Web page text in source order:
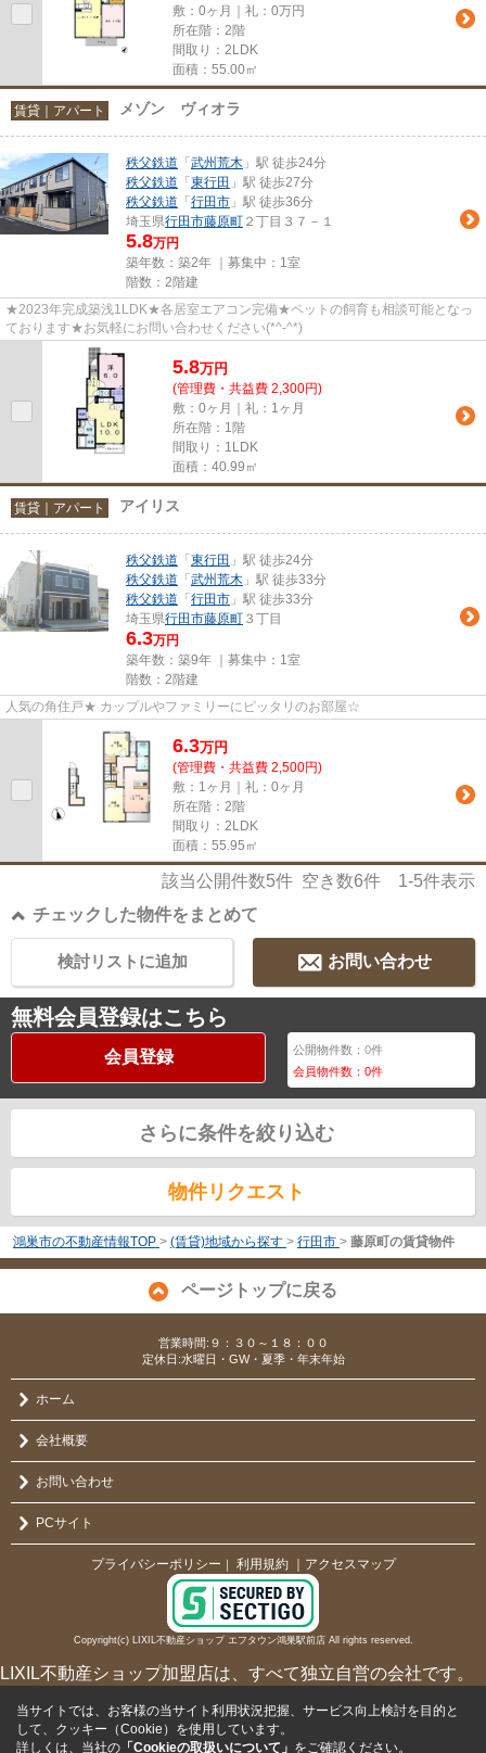
敷：0ヶ月｜礼：0万円
所在階：2階
間取り：2LDK
面積：55.00㎡
賃貸｜アパート メゾン ヴィオラ
秩父鉄道 「 武州荒木 」駅 徒歩24分
秩父鉄道 「 東行田 」駅 徒歩27分
秩父鉄道 「 行田市 」駅 徒歩36分
埼玉県行田市藤原町 ２丁目３７－１
5.8万円
築年数：築2年 ｜募集中： 1室
階数：2階建
★2023年完成築浅1LDK★各居室エアコン完備★ペットの飼育も相談可能となっ
ております★お気軽にお問い合わせください(*^-^*)
5.8万円
(管理費・共益費 2,300円)
敷：0ヶ月｜礼：1ヶ月
所在階：1階
間取り：1LDK
面積：40.99㎡
賃貸｜アパート アイリス
秩父鉄道 「 東行田 」駅 徒歩24分
秩父鉄道 「 武州荒木 」駅 徒歩33分
秩父鉄道 「 行田市 」駅 徒歩33分
埼玉県行田市藤原町 ３丁目
6.3万円
築年数：築9年 ｜募集中： 1室
階数：2階建
人気の角住戸★ カップルやファミリーにピッタリのお部屋☆
6.3万円
(管理費・共益費 2,500円)
敷：1ヶ月｜礼：0ヶ月
所在階：2階
間取り：2LDK
面積：55.95㎡
該当公開件数5件 空き数6件 1-5件表示
チェックした物件をまとめて
お問い合わせ
検討リストに追加
無料会員登録はこちら
会員登録 公開物件数：0件
会員物件数：0件
さらに条件を絞り込む
物件リクエスト
鴻巣市の不動産情報TOP > (賃貸)地域から探す > 行田市 > 藤原町の賃貸物件
ページトップに戻る
営業時間:９：３０～１８：００
定休日:水曜日・GW・夏季・年末年始
ホーム
会社概要
お問い合わせ
PCサイト
プライバシーポリシー ｜ 利用規約 ｜アクセスマップ
Copyright(c) LIXIL不動産ショップ エフタウン鴻巣駅前店 All rights reserved.
LIXIL不動産ショップ加盟店は、すべて独立自営の会社です。
当サイトでは、お客様の当サイト利用状況把握、サービス向上検討を目的と
して、クッキー（Cookie）を使用しています。
詳しくは、当社の 「Cookieの取扱いについて」 をご確認ください。